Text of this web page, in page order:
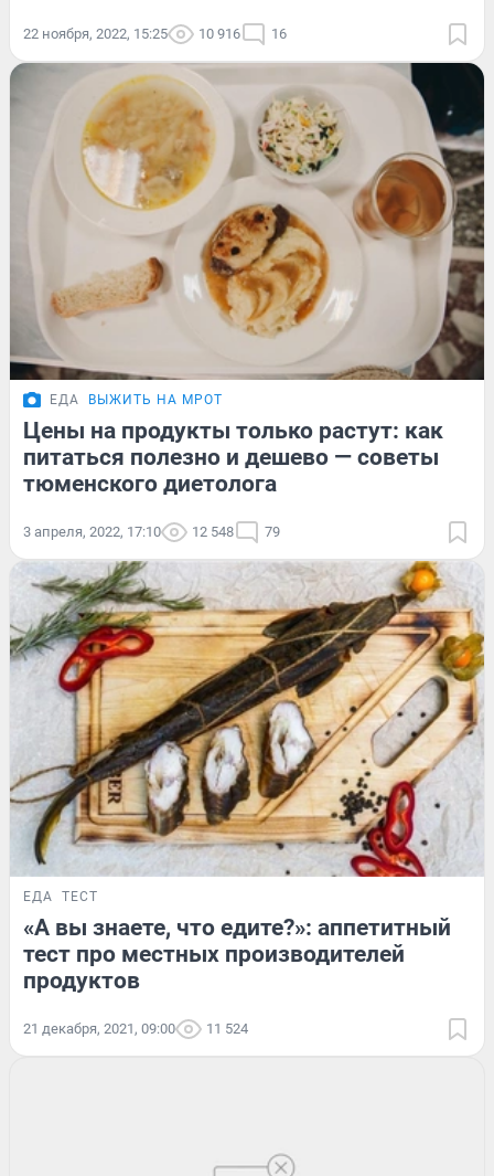
22 ноября, 2022, 15:25 10 916 16
ЕДА ВЫЖИТЬ НА МРОТ
Цены на продукты только растут: как
питаться полезно и дешево — советы
тюменского диетолога
3 апреля, 2022, 17:10 12 548 79
ЕДА ТЕСТ
«А вы знаете, что едите?»: аппетитный
тест про местных производителей
продуктов
21 декабря, 2021, 09:00 11 524